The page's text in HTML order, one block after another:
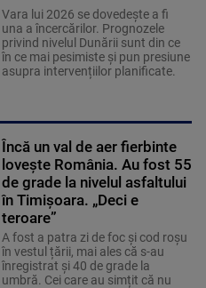
Vara lui 2026 se dovedește a fi
una a încercărilor. Prognozele
privind nivelul Dunării sunt din ce
în ce mai pesimiste și pun presiune
asupra intervențiilor planificate.
Încă un val de aer fierbinte
lovește România. Au fost 55
de grade la nivelul asfaltului
în Timișoara. „Deci e
teroare”
A fost a patra zi de foc și cod roșu
în vestul țării, mai ales că s-au
înregistrat și 40 de grade la
umbră. Cei care au simțit că nu